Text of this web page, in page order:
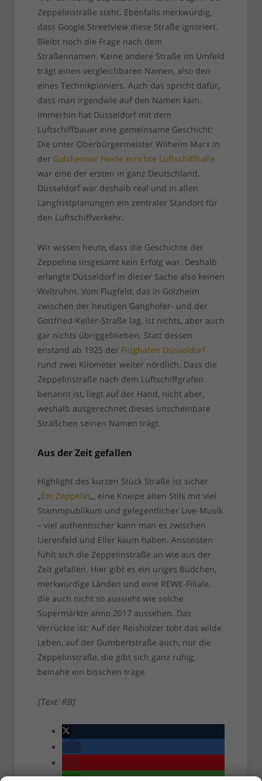
Zeppelinstraße steht. Ebenfalls merkwürdig,
dass Google Streetview diese Straße ignoriert.
Bleibt noch die Frage nach dem
Straßennamen. Keine andere Straße im Umfeld
trägt einen vergleichbaren Namen, also den
eines Technikpioniers. Auch das spricht dafür,
dass man irgendwie auf den Namen kam.
Immerhin hat Düsseldorf mit dem
Luftschiffbauer eine gemeinsame Geschicht:
Die unter Oberbürgermeister Wilhelm Marx in
der Golzheimer Heide errichte Luftschiffhalle
war eine der ersten in ganz Deutschland.
Düsseldorf war deshalb real und in allen
Langfristplanungen ein zentraler Standort für
den Luftschiffverkehr.
Wir wissen heute, dass die Geschichte der
Zeppeline insgesamt kein Erfolg war. Deshalb
erlangte Düsseldorf in dieser Sache also keinen
Weltruhm. Vom Flugfeld, das in Golzheim
zwischen der heutigen Ganghofer- und der
Gottfried-Keller-Straße lag, ist nichts, aber auch
gar nichts übriggeblieben. Statt dessen
enstand ab 1925 der Flughafen Düsseldorf
rund zwei Kilometer weiter nördlich. Dass die
Zeppelinstraße nach dem Luftschiffgrafen
benannt ist, liegt auf der Hand, nicht aber,
weshalb ausgerechnet dieses unscheinbare
Sträßchen seinen Namen trägt.
Aus der Zeit gefallen
Highlight des kurzen Stück Straße ist sicher
„Em Zeppelin„, eine Kneipe alten Stils mit viel
Stammpublikum und gelegentlicher Live-Musik
– viel authentischer kann man es zwischen
Lierenfeld und Eller kaum haben. Ansonsten
fühlt sich die Zeppelinstraße an wie aus der
Zeit gefallen. Hier gibt es ein uriges Büdchen,
merkwürdige Länden und eine REWE-Filiale,
die auch nicht so aussieht wie solche
Supermärkte anno 2017 aussehen. Das
Verrückte ist: Auf der Reisholzer tobt das wilde
Leben, auf der Gumbertstraße auch, nur die
Zeppelinstraße, die gibt sich ganz ruhig,
beinahe ein bisschen träge.
[Text: RB]